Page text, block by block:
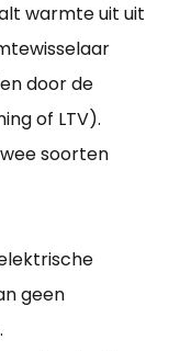
warmte uit uit
door de
of LTV).
soorten
geen